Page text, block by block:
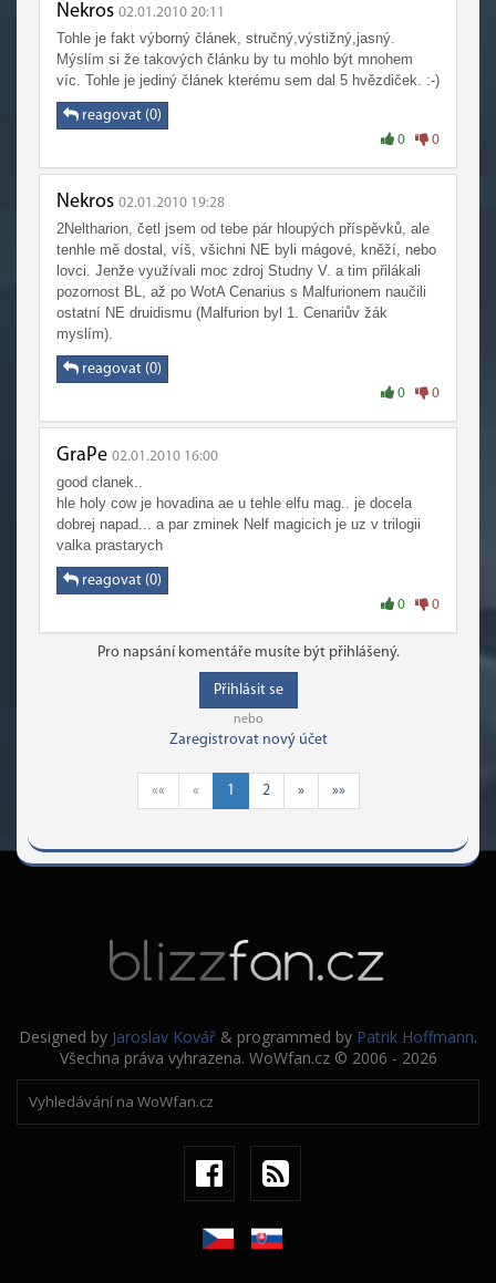
Nekros 02.01.2010 20:11
Tohle je fakt výborný článek, stručný,výstižný,jasný.
Mýslím si že takových článku by tu mohlo být mnohem
víc. Tohle je jediný článek kterému sem dal 5 hvězdiček. :-)
reagovat (0)
0 0
Nekros 02.01.2010 19:28
2Neltharion, četl jsem od tebe pár hloupých příspěvků, ale
tenhle mě dostal, víš, všichni NE byli mágové, kněží, nebo
lovci. Jenže využívali moc zdroj Studny V. a tim přilákali
pozornost BL, až po WotA Cenarius s Malfurionem naučili
ostatní NE druidismu (Malfurion byl 1. Cenariův žák
myslím).
reagovat (0)
0 0
GraPe 02.01.2010 16:00
good clanek..
hle holy cow je hovadina ae u tehle elfu mag.. je docela
dobrej napad... a par zminek Nelf magicich je uz v trilogii
valka prastarych
reagovat (0)
0 0
Pro napsání komentáře musíte být přihlášený.
Přihlásit se
nebo
Zaregistrovat nový účet
«« « 1 2 » »»
Designed by Jaroslav Kovář & programmed by Patrik Hoffmann.
Všechna práva vyhrazena. WoWfan.cz © 2006 - 2026